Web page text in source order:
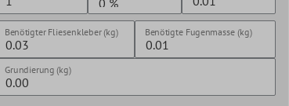
Benötigter Fliesenkleber (kg) Benötigte Fugenmasse (kg)
Grundierung (kg)